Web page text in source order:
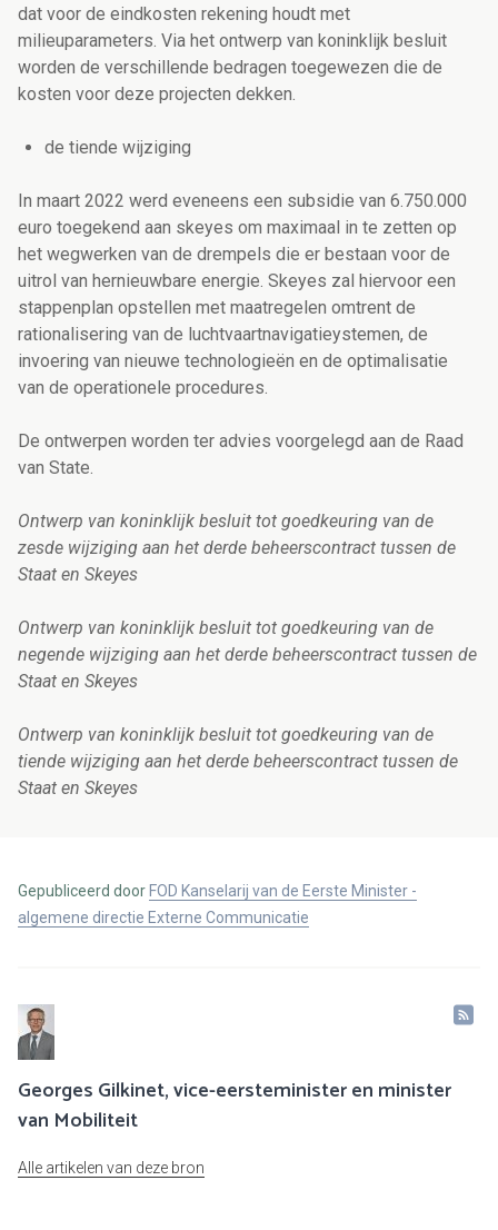
dat voor de eindkosten rekening houdt met
milieuparameters. Via het ontwerp van koninklijk besluit
worden de verschillende bedragen toegewezen die de
kosten voor deze projecten dekken.
de tiende wijziging
In maart 2022 werd eveneens een subsidie van 6.750.000
euro toegekend aan skeyes om maximaal in te zetten op
het wegwerken van de drempels die er bestaan voor de
uitrol van hernieuwbare energie. Skeyes zal hiervoor een
stappenplan opstellen met maatregelen omtrent de
rationalisering van de luchtvaartnavigatieystemen, de
invoering van nieuwe technologieën en de optimalisatie
van de operationele procedures.
De ontwerpen worden ter advies voorgelegd aan de Raad
van State.
Ontwerp van koninklijk besluit tot goedkeuring van de
zesde wijziging aan het derde beheerscontract tussen de
Staat en Skeyes
Ontwerp van koninklijk besluit tot goedkeuring van de
negende wijziging aan het derde beheerscontract tussen de
Staat en Skeyes
Ontwerp van koninklijk besluit tot goedkeuring van de
tiende wijziging aan het derde beheerscontract tussen de
Staat en Skeyes
Gepubliceerd door FOD Kanselarij van de Eerste Minister -
algemene directie Externe Communicatie
Georges Gilkinet, vice-eersteminister en minister
van Mobiliteit
Alle artikelen van deze bron